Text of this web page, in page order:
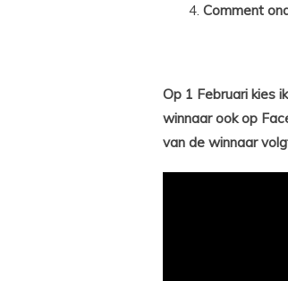
Comment
Op 1 Februari kies
winnaar ook op
van de winnaar